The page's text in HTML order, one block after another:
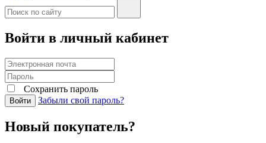
Войти в личный кабинет
Сохранить пароль
Войти Забыли свой пароль?
Новый покупатель?